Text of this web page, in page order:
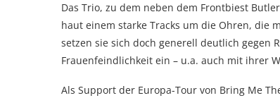
Das Trio, zu dem neben dem Frontbiest
haut einem starke Tracks um die Ohren, die
setzen sie sich doch generell deutlich gegen
Frauenfeindlichkeit ein – u.a. auch mit ihrer
Als Support der Europa-Tour von Bring Me